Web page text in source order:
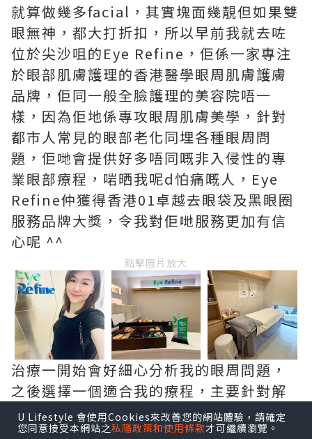
就算做幾多facial，其實塊面幾靚但如果雙
眼無神，都大打折扣，所以早前我就去咗
位於尖沙咀的Eye Refine，佢係一家專注
於眼部肌膚護理的香港醫學眼周肌膚護膚
品牌，佢同一般全臉護理的美容院唔一
樣，因為佢地係專攻眼周肌膚美學，針對
都市人常見的眼部老化同埋各種眼周問
題，佢哋會提供好多唔同嘅非入侵性的專
業眼部療程，啱晒我呢d怕痛嘅人，Eye
Refine仲獲得香港01卓越去眼袋及黑眼圈
服務品牌大獎，令我對佢哋服務更加有信
心呢 ^^
點擊圖片放大
治療一開始會好細心分析我的眼周問題，
之後選擇一個適合我的療程，主要針對解
決血管型、色素型黑眼圈同眼紋。
U Lifestyle 會使用Cookies來改善您的網站體驗，請確定
您同意接受本網站之私隱政策和使用條款才可繼續瀏覽。